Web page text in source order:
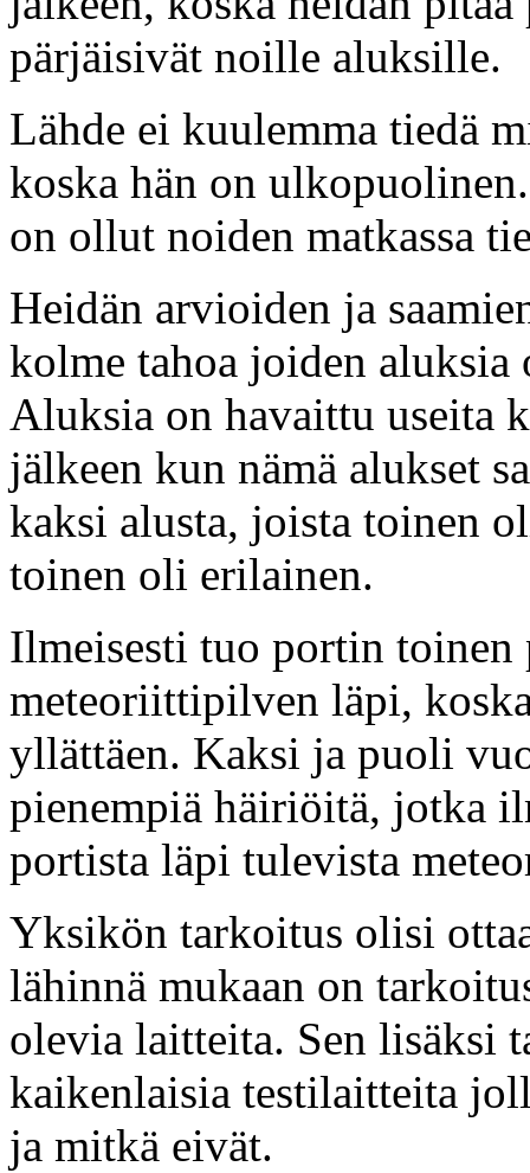
pärjäisivät noille aluksille.
Lähde ei kuulemma tiedä
koska hän on
on ollut noiden matkassa
Heidän arvioiden ja
kolme tahoa joiden aluksia
Aluksia on havaittu useita
jälkeen kun nämä alukset
kaksi alusta, joista toinen
toinen oli erilainen.
Ilmeisesti tuo portin toinen
meteoriittipilven läpi,
yllättäen. Kaksi ja puoli
pienempiä häiriöitä, jotka
portista läpi tulevista
Yksikön tarkoitus olisi
lähinnä mukaan on
olevia laitteita. Sen lisäksi
kaikenlaisia testilaitteita
ja mitkä eivät.